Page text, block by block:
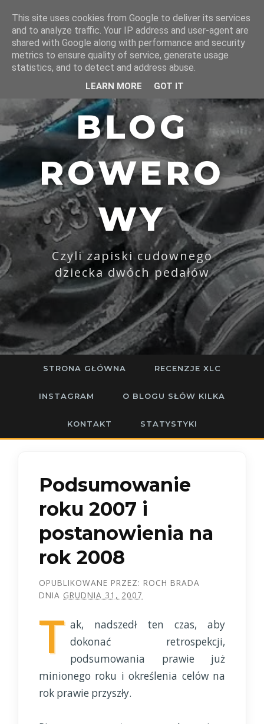
BLOG
ROWERO
WY
Czyli zapiski cudownego
dziecka dwóch pedałów
STRONA GŁÓWNA RECENZJE XLC
INSTAGRAM O BLOGU SŁÓW KILKA
KONTAKT STATYSTYKI
Podsumowanie
roku 2007 i
postanowienia na
rok 2008
OPUBLIKOWANE PRZEZ: ROCH BRADA
DNIA GRUDNIA 31, 2007
T ak, nadszedł ten czas, aby
dokonać retrospekcji,
podsumowania prawie już
minionego roku i określenia celów na
rok prawie przyszły.
This site uses cookies from Google to deliver its services
and to analyze traffic. Your IP address and user-agent are
shared with Google along with performance and security
metrics to ensure quality of service, generate usage
statistics, and to detect and address abuse.
LEARN MORE GOT IT